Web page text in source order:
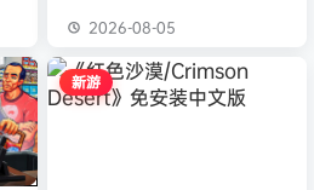
2026-08-05
新游